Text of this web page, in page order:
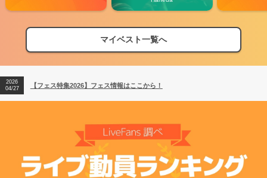
マイベスト一覧へ
【フェス特集2026】フェス情報はここから！
【ライブ動員ランキング】2026年上半期編発表！
2026
04/27
【フェス特集2026】フェス情報はここから！
2026